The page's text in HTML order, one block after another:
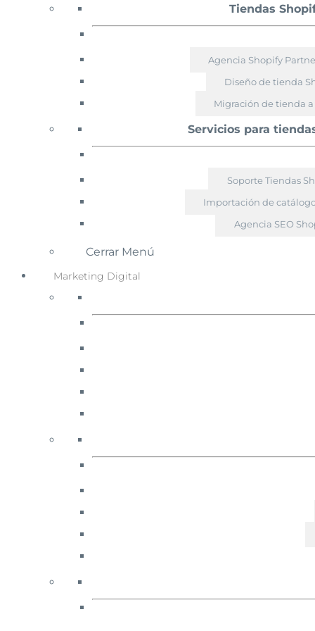
Tiendas
Agencia Shopify
Diseño de tienda
Migración de tienda
Servicios para
Soporte Tiendas
Importación de
Agencia SEO
Cerrar Menú
Marketing Digital